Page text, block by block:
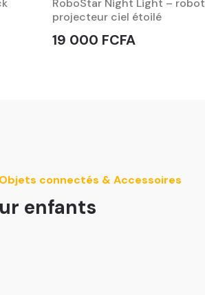
RoboStar Night Light – robot
projecteur ciel étoilé
19 000 FCFA
connectés & Accessoires
enfants